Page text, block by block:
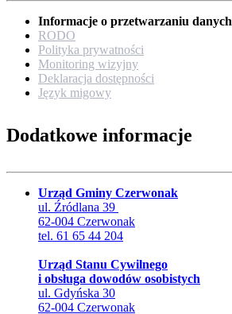
Informacje o przetwarzaniu danych
RODO
Polityka prywatności
Monitoring wizyjny
Deklaracja dostępności
Język migowy
Dodatkowe informacje
Urząd Gminy Czerwonak
ul. Źródlana 39
62-004 Czerwonak
tel. 61 65 44 204
Urząd Stanu Cywilnego
i obsługa dowodów osobistych
ul. Gdyńska 30
62-004 Czerwonak